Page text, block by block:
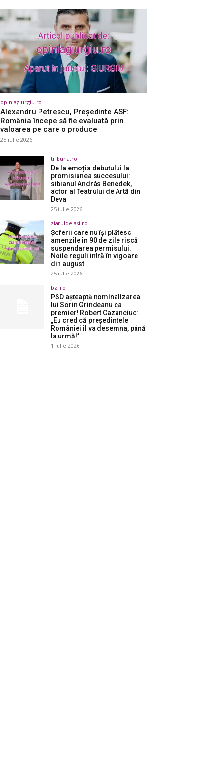
opiniagiurgiu.ro
Alexandru Petrescu, Președinte ASF:
România începe să fie evaluată prin
valoarea pe care o produce
25 iulie 2026
tribuna.ro
De la emoția debutului la
promisiunea succesului:
sibianul András Benedek,
actor al Teatrului de Artă din
Deva
25 iulie 2026
ziaruldeiasi.ro
Șoferii care nu își plătesc
amenzile în 90 de zile riscă
suspendarea permisului.
Noile reguli intră în vigoare
din august
25 iulie 2026
bzi.ro
PSD așteaptă nominalizarea
lui Sorin Grindeanu ca
premier! Robert Cazanciuc:
„Eu cred că președintele
României îl va desemna, până
la urmă!”
1 iulie 2026